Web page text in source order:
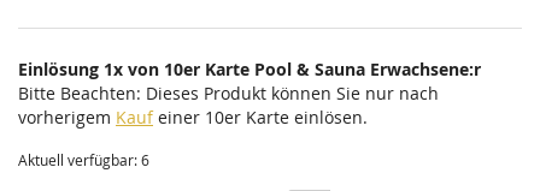
Einlösung 1x von 10er Karte Pool & Sauna Erwachsene:r
Bitte Beachten: Dieses Produkt können Sie nur nach
vorherigem Kaufeiner 10er Karte einlösen.
Aktuell verfügbar: 6